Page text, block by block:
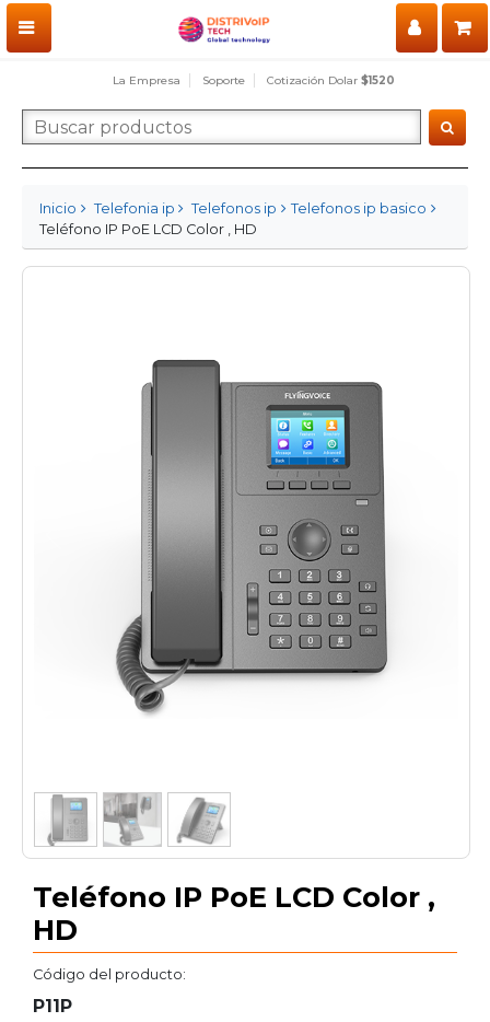
La Empresa Soporte Cotización Dolar $1520
Inicio Telefonia ip Telefonos ip
Telefonos ip basico
Teléfono IP PoE LCD Color , HD
Teléfono IP PoE LCD Color ,
HD
Código del producto:
P11P